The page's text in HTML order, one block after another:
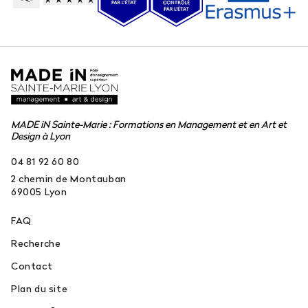
MADE iN Sainte-Marie : Formations en Management et en Art et
Design à Lyon
04 81 92 60 80
2 chemin de Montauban
69005 Lyon
FAQ
Recherche
Contact
Plan du site